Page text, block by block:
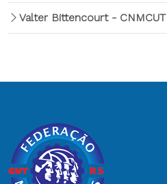
Valter Bittencourt - CNMCUT